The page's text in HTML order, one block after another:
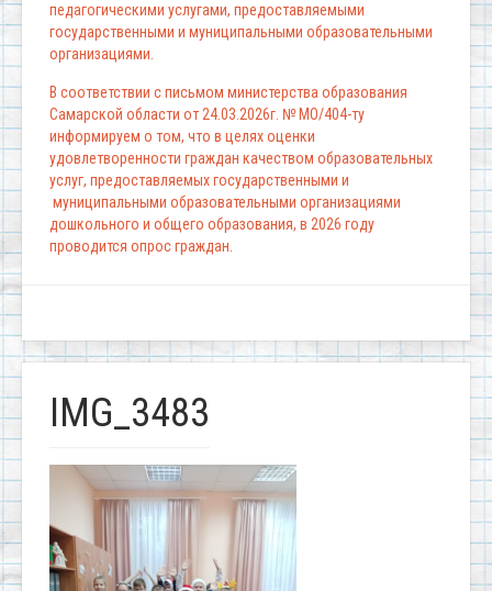
педагогическими услугами, предоставляемыми
государственными и муниципальными образовательными
организациями.
В соответствии с письмом министерства образования
Самарской области от 24.03.2026г. № МО/404-ту
информируем о том, что в целях оценки
удовлетворенности граждан качеством образовательных
услуг, предоставляемых государственными и
муниципальными образовательными организациями
дошкольного и общего образования, в 2026 году
проводится опрос граждан.
IMG_3483